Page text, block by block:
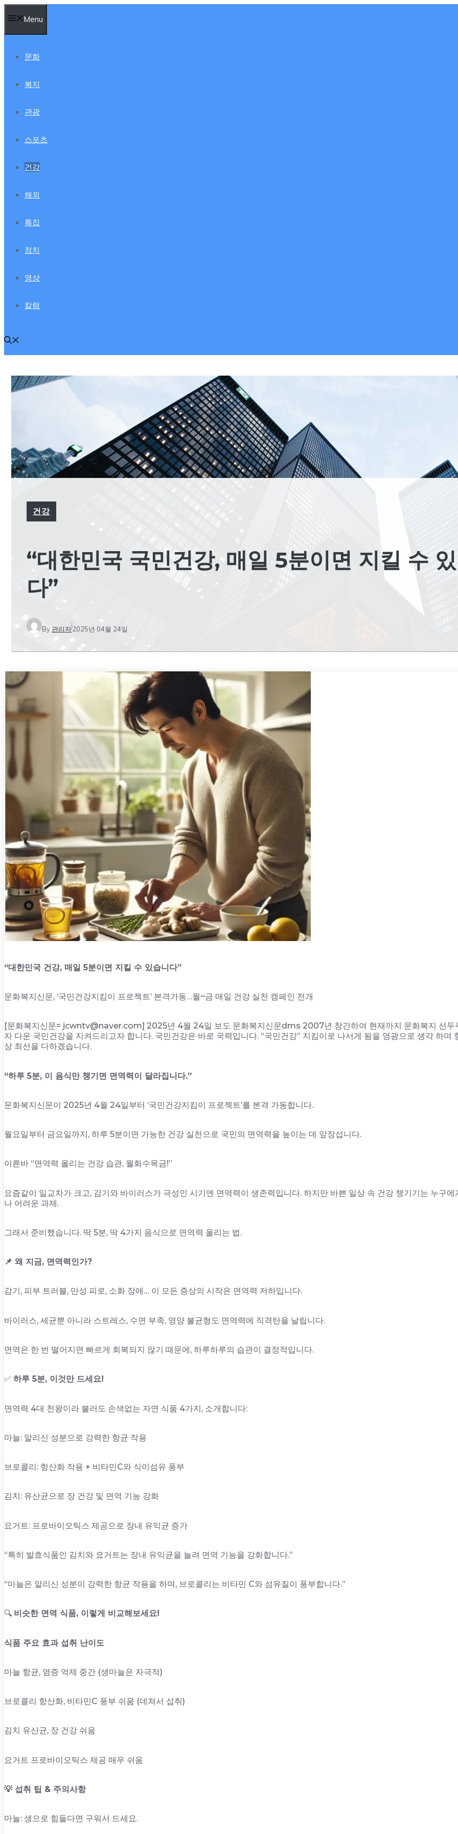
텐
츠
Menu
문화
복지
관광
스포츠
건강
해외
특집
정치
영상
칼럼
건강
“대한민국 국민건강, 매일 5분이면 지킬 수
다”
By관리자2025년 04월 24일
“대한민국 건강, 매일 5분이면 지킬 수 있습니다”
문화복지신문, ‘국민건강지킴이 프로젝트’ 본격가동…월~금 매일 건강 실천 캠페인 전개
[문화복지신문= jcwntv@naver.com] 2025년 4월 24일 보도 문화복지신문dms 2007년 창간하여 현재까지 문화복지 선두
자 다운 국민건강을 지켜드리고자 합니다. 국민건강은 바로 국력입니다. “국민건강” 지킴이로 나서게 됨을 영광으로 생각 하며
상 최선을 다하겠습니다.
“하루 5분, 이 음식만 챙기면 면역력이 달라집니다.”
문화복지신문이 2025년 4월 24일부터 ‘국민건강지킴이 프로젝트’를 본격 가동합니다.
월요일부터 금요일까지, 하루 5분이면 가능한 건강 실천으로 국민의 면역력을 높이는 데 앞장섭니다.
이른바 “면역력 올리는 건강 습관, 월화수목금!”
요즘같이 일교차가 크고, 감기와 바이러스가 극성인 시기엔 면역력이 생존력입니다. 하지만 바쁜 일상 속 건강 챙기기는 누구에
나 어려운 과제.
그래서 준비했습니다. 딱 5분, 딱 4가지 음식으로 면역력 올리는 법.
📌 왜 지금, 면역력인가?
감기, 피부 트러블, 만성 피로, 소화 장애… 이 모든 증상의 시작은 면역력 저하입니다.
바이러스, 세균뿐 아니라 스트레스, 수면 부족, 영양 불균형도 면역력에 직격탄을 날립니다.
면역은 한 번 떨어지면 빠르게 회복되지 않기 때문에, 하루하루의 습관이 결정적입니다.
✅ 하루 5분, 이것만 드세요!
면역력 4대 천왕이라 불러도 손색없는 자연 식품 4가지, 소개합니다:
마늘: 알리신 성분으로 강력한 항균 작용
브로콜리: 항산화 작용 + 비타민C와 식이섬유 풍부
김치: 유산균으로 장 건강 및 면역 기능 강화
요거트: 프로바이오틱스 제공으로 장내 유익균 증가
“특히 발효식품인 김치와 요거트는 장내 유익균을 늘려 면역 기능을 강화합니다.”
“마늘은 알리신 성분이 강력한 항균 작용을 하며, 브로콜리는 비타민 C와 섬유질이 풍부합니다.”
🔍 비슷한 면역 식품, 이렇게 비교해보세요!
식품 주요 효과 섭취 난이도
마늘 항균, 염증 억제 중간 (생마늘은 자극적)
브로콜리 항산화, 비타민C 풍부 쉬움 (데쳐서 섭취)
김치 유산균, 장 건강 쉬움
요거트 프로바이오틱스 제공 매우 쉬움
💡 섭취 팁 & 주의사항
마늘: 생으로 힘들다면 구워서 드세요.